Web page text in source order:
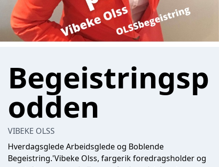
Begeistringsp
odden
VIBEKE OLSS
Hverdagsglede Arbeidsglede og Boblende
Begeistring.'Vibeke Olss, fargerik foredragsholder og